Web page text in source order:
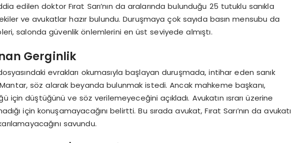
edilen doktor Fırat Sarı’nın da aralarında bulunduğu 25 tutuklu sanıkla
ve avukatlar hazır bulundu. Duruşmaya çok sayıda basın mensubu da
salonda güvenlik önlemlerini en üst seviyede almıştı.
Gerginlik
evrakları okumasıyla başlayan duruşmada, intihar eden sanık
Mantar, söz alarak beyanda bulunmak istedi. Ancak mahkeme başkanı,
için düştüğünü ve söz verilemeyeceğini açıkladı. Avukatın ısrarı üzerine
için konuşamayacağını belirtti. Bu sırada avukat, Fırat Sarı’nın da avukatı
savundu.